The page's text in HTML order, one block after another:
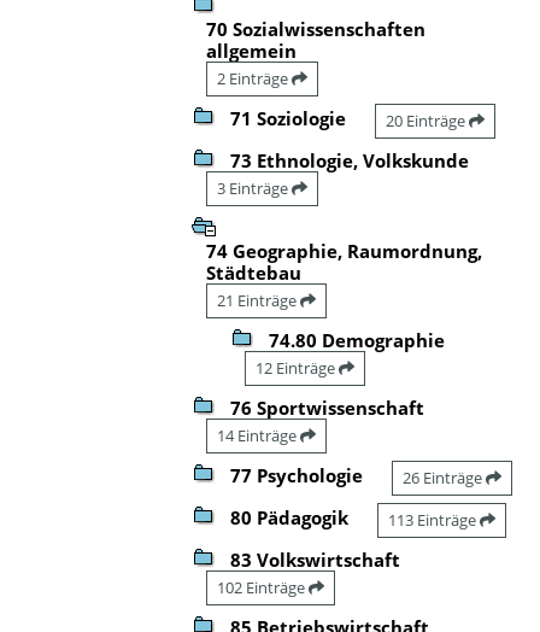
70 Sozialwissenschaften
allgemein
2 Einträge
71 Soziologie 20 Einträge
73 Ethnologie, Volkskunde
3 Einträge
74 Geographie, Raumordnung,
Städtebau
21 Einträge
74.80 Demographie
12 Einträge
76 Sportwissenschaft
14 Einträge
77 Psychologie 26 Einträge
80 Pädagogik 113 Einträge
83 Volkswirtschaft
102 Einträge
85 Betriebswirtschaft